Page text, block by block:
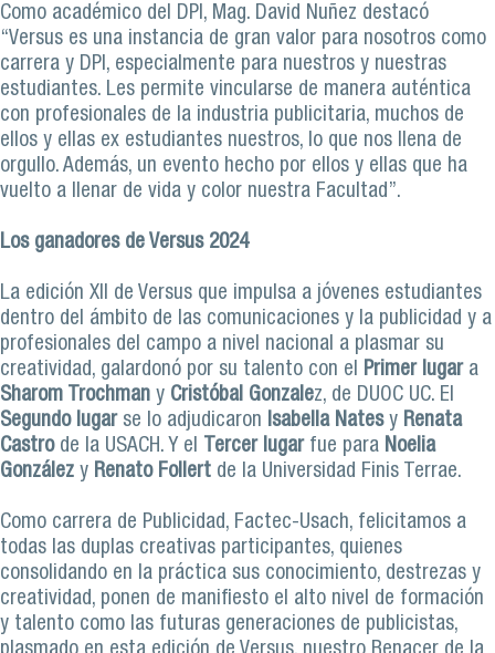
Como académico del DPI, Mag. David Nuñez destacó
“Versus es una instancia de gran valor para nosotros como
carrera y DPI, especialmente para nuestros y nuestras
estudiantes. Les permite vincularse de manera auténtica
con profesionales de la industria publicitaria, muchos de
ellos y ellas ex estudiantes nuestros, lo que nos llena de
orgullo. Además, un evento hecho por ellos y ellas que ha
vuelto a llenar de vida y color nuestra Facultad”.
Los ganadores de Versus 2024
La edición XII de Versus que impulsa a jóvenes estudiantes
dentro del ámbito de las comunicaciones y la publicidad y a
profesionales del campo a nivel nacional a plasmar su
creatividad, galardonó por su talento con el Primer lugar a
Sharom Trochman y Cristóbal Gonzalez, de DUOC UC. El
Segundo lugar se lo adjudicaron Isabella Natesy Renata
Castrode la USACH. Y el Tercer lugarfue para Noelia
González y Renato Follert de la Universidad Finis Terrae.
Como carrera de Publicidad, Factec-Usach, felicitamos a
todas las duplas creativas participantes, quienes
consolidando en la práctica sus conocimiento, destrezas y
creatividad, ponen de manifiesto el alto nivel de formación
y talento como las futuras generaciones de publicistas,